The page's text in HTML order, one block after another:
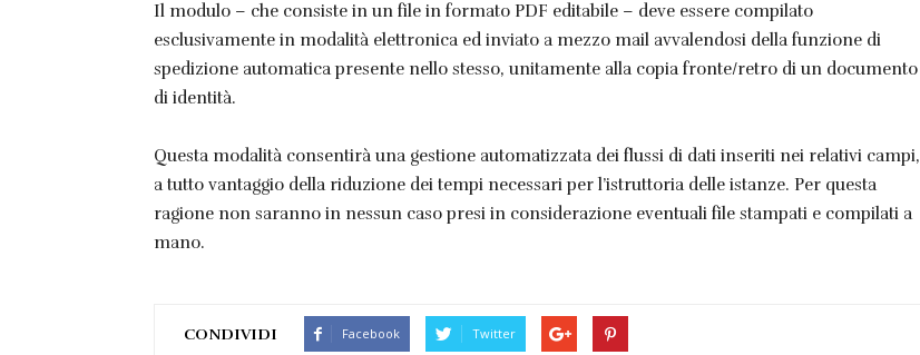
Il modulo – che consiste in un file in formato PDF editabile – deve essere compilato
esclusivamente in modalità elettronica ed inviato a mezzo mail avvalendosi della funzione di
spedizione automatica presente nello stesso, unitamente alla copia fronte/retro di un documento
di identità.
Questa modalità consentirà una gestione automatizzata dei flussi di dati inseriti nei relativi campi,
a tutto vantaggio della riduzione dei tempi necessari per l’istruttoria delle istanze. Per questa
ragione non saranno in nessun caso presi in considerazione eventuali file stampati e compilati a
mano.
CONDIVIDI Facebook Twitter